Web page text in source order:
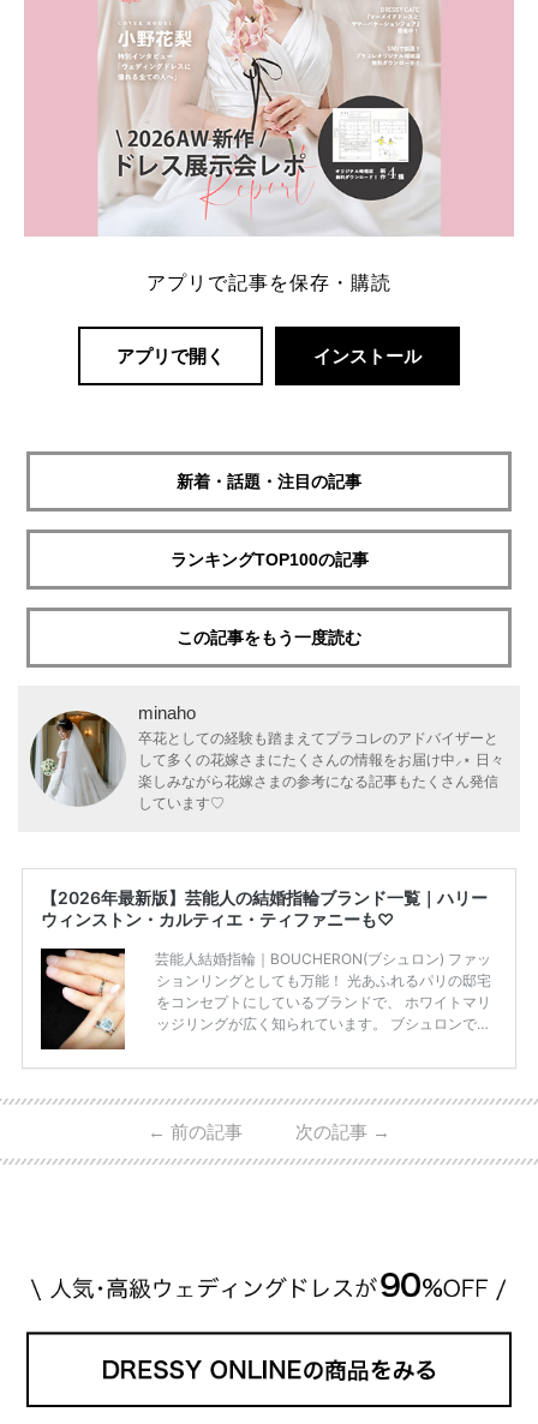
アプリで記事を保存・購読
アプリで開く インストール
新着・話題・注目の記事
ランキングTOP100の記事
この記事をもう一度読む
minaho
卒花としての経験も踏まえてプラコレのアドバイザーと
して多くの花嫁さまにたくさんの情報をお届け中⸝⋆ 日々
楽しみながら花嫁さまの参考になる記事もたくさん発信
しています♡
【2026年最新版】芸能人の結婚指輪ブランド一覧｜ハリー
ウィンストン・カルティエ・ティファニーも♡
芸能人結婚指輪｜BOUCHERON(ブシュロン) ファッ
ションリングとしても万能！ 光あふれるパリの邸宅
をコンセプトにしているブランドで、 ホワイトマリ
ッジリングが広く知られています。 ブシュロンで特
ング」は、 小栗さんと山田さんが結婚指輪に選ばれ
なので、 とても人気となっているのです。 その相場
は、10～30万円ほどとなっています。 小栗旬さん・
← 前の記事 次の記事 →